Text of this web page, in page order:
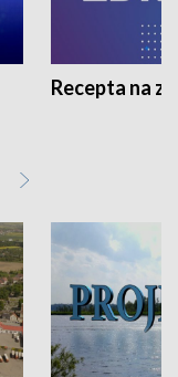
Recepta na